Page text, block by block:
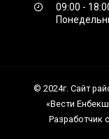
09:00 -
© 2024г. Сайт
«Вести
Разработчик